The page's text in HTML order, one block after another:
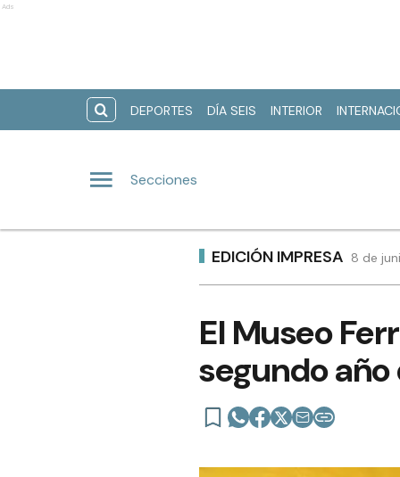
Ads
DEPORTES DÍA SEIS INTERIOR
Secciones
EDICIÓN IMPRESA 8 de
El Museo
segundo